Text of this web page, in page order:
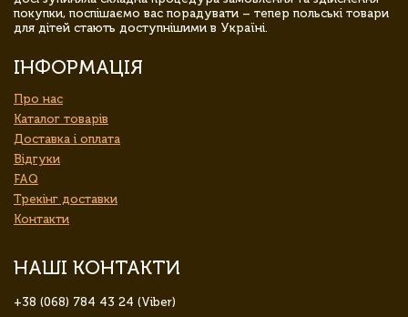
покупки, поспішаємо вас порадувати – тепер польські товари
для дітей стають доступнішими в Україні.
ІНФОРМАЦІЯ
Про нас
Каталог товарів
Доставка і оплата
Відгуки
FAQ
Трекінг доставки
Контакти
НАШІ КОНТАКТИ
+38 (068) 784 43 24 (Viber)